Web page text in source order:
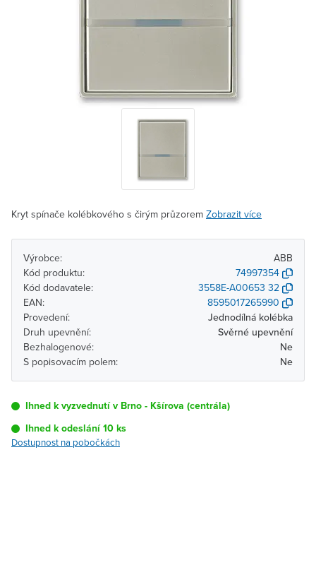
Kryt spínače kolébkového s čirým průzorem Zobrazit více
Výrobce:
ABB
Kód produktu:
74997354
Kód dodavatele:
3558E-A00653 32
EAN:
8595017265990
Provedení:
Jednodílná kolébka
Druh upevnění:
Svěrné upevnění
Bezhalogenové:
Ne
S popisovacím polem:
Ne
Ihned k vyzvednutí v Brno - Kšírova (centrála)
Ihned k odeslání 10 ks
Dostupnost na pobočkách